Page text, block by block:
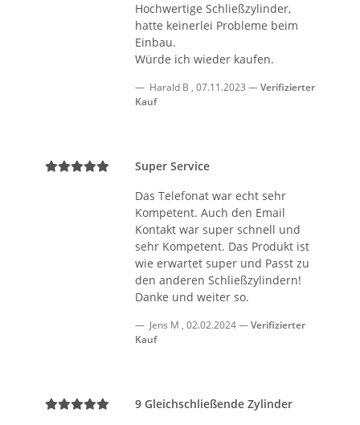
Hochwertige Schließzylinder,
hatte keinerlei Probleme beim
Einbau.
Würde ich wieder kaufen.
Harald B , 07.11.2023
Verifizierter
Kauf
Super Service
Das Telefonat war echt sehr
Kompetent. Auch den Email
Kontakt war super schnell und
sehr Kompetent. Das Produkt ist
wie erwartet super und Passt zu
den anderen Schließzylindern!
Danke und weiter so.
Jens M , 02.02.2024
Verifizierter
Kauf
9 Gleichschließende Zylinder